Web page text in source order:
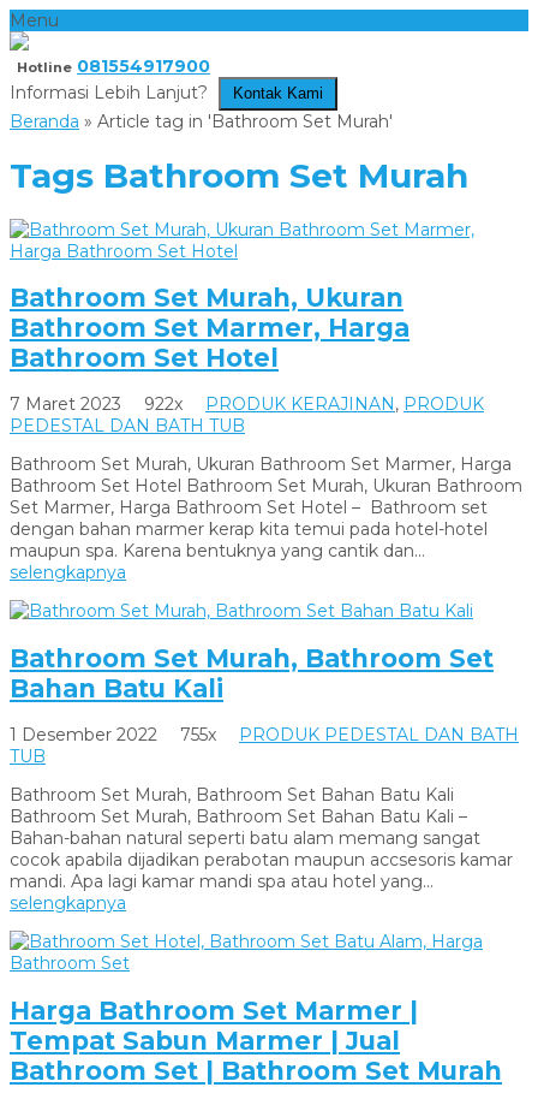
Menu
Hotline 081554917900
Informasi Lebih Lanjut?
Kontak Kami
Beranda » Article tag in 'Bathroom Set Murah'
Tags Bathroom Set Murah
Bathroom Set Murah, Ukuran
Bathroom Set Marmer, Harga
Bathroom Set Hotel
7 Maret 2023 922x PRODUK KERAJINAN , PRODUK
PEDESTAL DAN BATH TUB
Bathroom Set Murah, Ukuran Bathroom Set Marmer, Harga
Bathroom Set Hotel Bathroom Set Murah, Ukuran Bathroom
Set Marmer, Harga Bathroom Set Hotel – Bathroom set
dengan bahan marmer kerap kita temui pada hotel-hotel
maupun spa. Karena bentuknya yang cantik dan...
selengkapnya
Bathroom Set Murah, Bathroom Set
Bahan Batu Kali
1 Desember 2022 755x
PRODUK PEDESTAL DAN BATH
TUB
Bathroom Set Murah, Bathroom Set Bahan Batu Kali
Bathroom Set Murah, Bathroom Set Bahan Batu Kali –
Bahan-bahan natural seperti batu alam memang sangat
cocok apabila dijadikan perabotan maupun accsesoris kamar
mandi. Apa lagi kamar mandi spa atau hotel yang...
selengkapnya
Harga Bathroom Set Marmer |
Tempat Sabun Marmer | Jual
Bathroom Set | Bathroom Set Murah